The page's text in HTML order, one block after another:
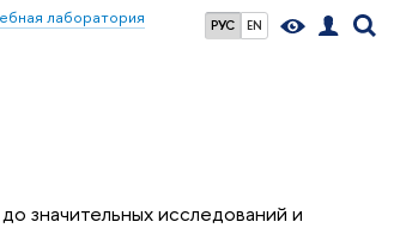
РУС EN
лаборатория
значительных исследований и